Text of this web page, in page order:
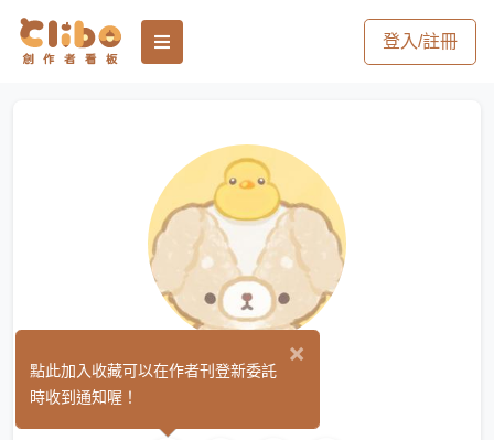
登入/註冊
林尾草
×
點此加入收藏可以在作者刊登新委託
時收到通知喔！